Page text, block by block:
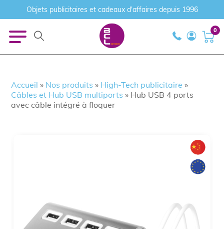
Objets publicitaires et cadeaux d'affaires depuis 1996
0
Accueil » Nos produits » High-Tech publicitaire »
Câbles et Hub USB multiports » Hub USB 4 ports
avec câble intégré à floquer